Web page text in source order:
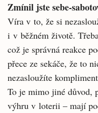
Zmínil jste sebe-
Víra v to, že si
i v běžném životě.
což je správná reakce
přece ze sekáče, že to
nezasloužíte
To je mimo jiné důvod,
výhru v loterii – mají